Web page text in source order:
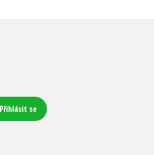
Přihlásit se